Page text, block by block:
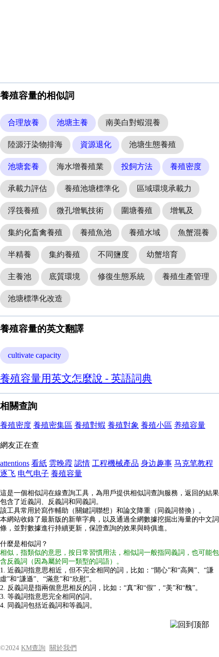
養殖容量的相似詞
合理放養 池塘主養 南美白對蝦混養
陸源汙染物排海 資源退化 池塘生態養殖
池塘套養 海水增養殖業 投飼方法 養殖密度
承載力評估 養殖池塘標準化 區域環境承載力
浮筏養殖 微孔增氧技術 圍塘養殖 增氧及
集約化畜禽養殖 養殖魚池 養殖水域 魚蟹混養
半精養 集約養殖 不同鹽度 幼蟹培育
主養池 底質環境 修復生態系統 養殖生產管理
池塘標準化改造
養殖容量的英文翻譯
cultivate capacity
養殖容量用英文怎麼說 - 英語詞典
相關查詢
養殖密度 養殖密集區 養殖對蝦 養殖對象 養殖小區 养殖容量
網友正在查
attentions 看紙 雲晚霞 認情 工程機械產品 身边趣事 马克笔教程
逐飞 电气电子 養殖容量
這是一個相似詞在線查詢工具，為用戶提供相似詞查詢服務，返回的結果
包含了近義詞、反義詞和同義詞。
該工具常用於寫作輔助（關鍵詞聯想）和論文降重（同義詞替換）。
本網站收錄了最新版的新華字典，以及通過全網數據挖掘出海量的中文詞
條，並對數據進行持續更新，保證查詢的效果與時俱進。
什麼是相似詞？
相似，指類似的意思，按日常習慣用法，相似詞一般指同義詞，也可能包
含反義詞（因為屬於同一類型的詞語）。
1. 近義詞指意思相近，但不完全相同的詞，比如：“開心”和“高興”、“謙
虛”和“謙遜”、“滿意”和“欣慰”。
2. 反義詞是指兩個意思相反的詞，比如：“真”和“假”，“美”和“醜”。
3. 等義詞指意思完全相同的詞。
4. 同義詞包括近義詞和等義詞。
©2024 KM查詢 關於我們